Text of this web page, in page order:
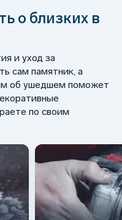
о близких в
и уход за
сам памятник, а
об ушедшем поможет
по своим